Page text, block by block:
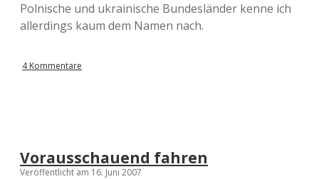
Polnische und ukrainische Bundesländer kenne ich
allerdings kaum dem Namen nach.
4 Kommentare
Vorausschauend fahren
Veröffentlicht am 16. Juni 2007